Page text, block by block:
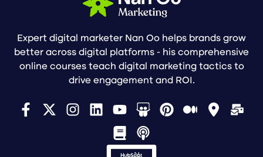
Expert digital marketer Nan Oo helps brands grow
better across digital platforms - his comprehensive
online courses teach digital marketing tactics to
drive engagement and ROI.